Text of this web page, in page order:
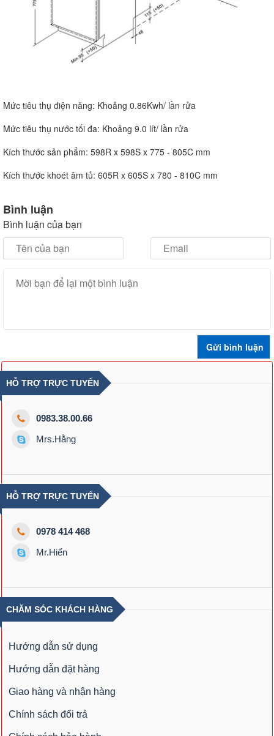
Mức tiêu thụ điện năng: Khoảng 0.86Kwh/ lần rửa
Mức tiêu thụ nước tối đa: Khoảng 9.0 lít/ lần rửa
Kích thước sản phẩm: 598R x 598S x 775 - 805C mm
Kích thước khoét âm tủ: 605R x 605S x 780 - 810C mm
Bình luận
Bình luận của bạn
HỖ TRỢ TRỰC TUYẾN
0983.38.00.66
Mrs.Hằng
HỖ TRỢ TRỰC TUYẾN
0978 414 468
Mr.Hiển
CHĂM SÓC KHÁCH HÀNG
Hướng dẫn sử dụng
Hướng dẫn đặt hàng
Giao hàng và nhận hàng
Chính sách đổi trả